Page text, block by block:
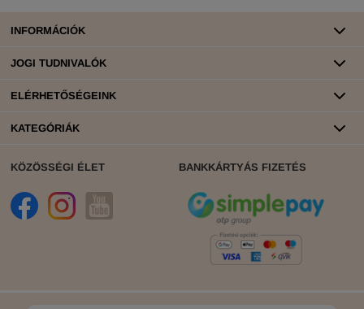
INFORMÁCIÓK
JOGI TUDNIVALÓK
ELÉRHETŐSÉGEINK
KATEGÓRIÁK
KÖZÖSSÉGI ÉLET BANKKÁRTYÁS FIZETÉS